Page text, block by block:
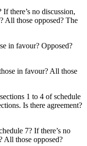
there’s no discussion,
All those opposed? The
in favour? Opposed?
in favour? All those
1 to 4 of schedule
Is there agreement?
7? If there’s no
All those opposed?